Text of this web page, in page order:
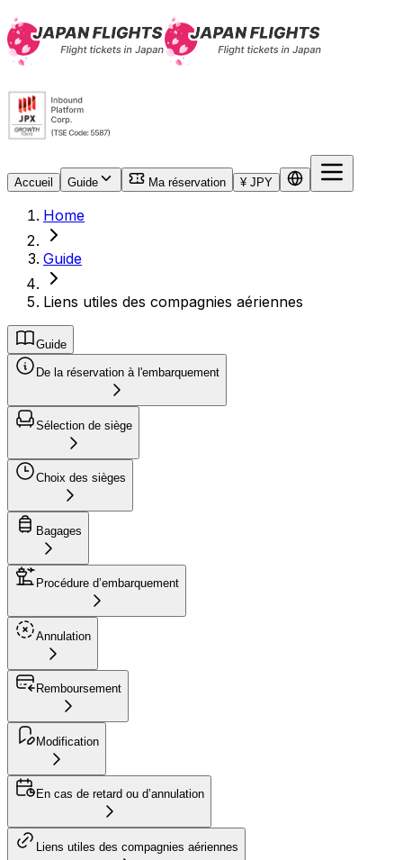
Accueil Guide Ma réservation ¥ JPY
Home
Guide
Liens utiles des compagnies aériennes
Guide
De la réservation à l'embarquement
Sélection de siège
Choix des sièges
Bagages
Procédure d’embarquement
Annulation
Remboursement
Modification
En cas de retard ou d’annulation
Liens utiles des compagnies aériennes